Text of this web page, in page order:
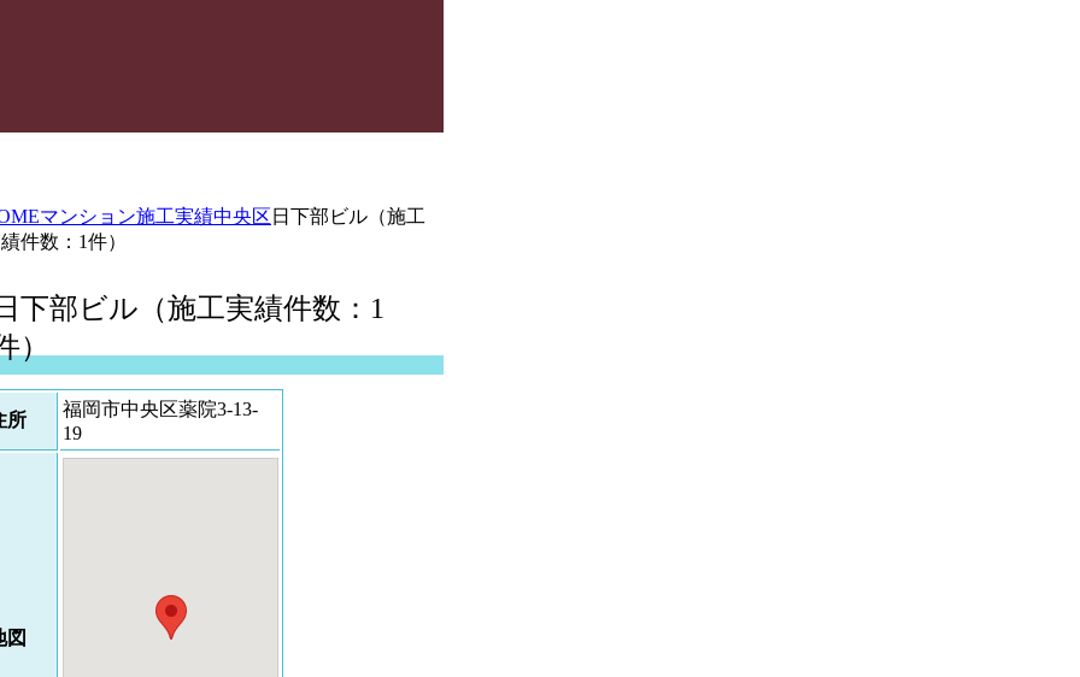
マンション施工実績中央区 日下部ビル（施工
件数：1件）
下部ビル（施工実績件数：1
）
所
福岡市中央区薬院3-13-
19
図